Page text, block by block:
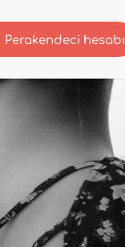
Perakendeci hesabı